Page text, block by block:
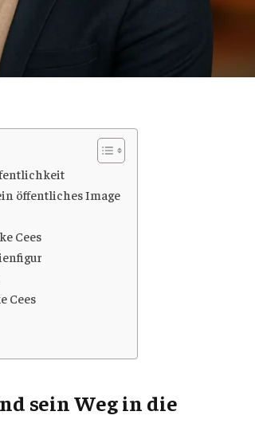
öffentliches Image
Cees
Cees
sein Weg in die